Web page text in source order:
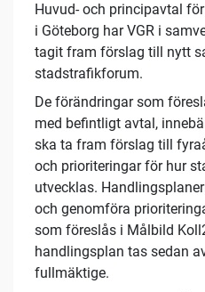
Huvud- och principavtal
i Göteborg har VGR i
tagit fram förslag till nytt
stadstrafikforum.
De förändringar som
med befintligt avtal,
ska ta fram förslag till
och prioriteringar för hur
utvecklas.
och genomföra
som föreslås i Målbild
handlingsplan tas sedan
fullmäktige.